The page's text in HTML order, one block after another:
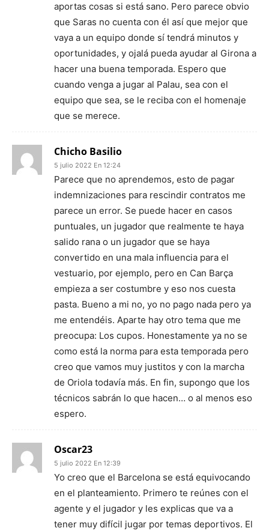
aportas cosas si está sano. Pero parece obvio
que Saras no cuenta con él así que mejor que
vaya a un equipo donde sí tendrá minutos y
oportunidades, y ojalá pueda ayudar al Girona a
hacer una buena temporada. Espero que
cuando venga a jugar al Palau, sea con el
equipo que sea, se le reciba con el homenaje
que se merece.
Chicho Basilio
5 julio 2022 En 12:24
Parece que no aprendemos, esto de pagar
indemnizaciones para rescindir contratos me
parece un error. Se puede hacer en casos
puntuales, un jugador que realmente te haya
salido rana o un jugador que se haya
convertido en una mala influencia para el
vestuario, por ejemplo, pero en Can Barça
empieza a ser costumbre y eso nos cuesta
pasta. Bueno a mi no, yo no pago nada pero ya
me entendéis. Aparte hay otro tema que me
preocupa: Los cupos. Honestamente ya no se
como está la norma para esta temporada pero
creo que vamos muy justitos y con la marcha
de Oriola todavía más. En fin, supongo que los
técnicos sabrán lo que hacen… o al menos eso
espero.
Oscar23
5 julio 2022 En 12:39
Yo creo que el Barcelona se está equivocando
en el planteamiento. Primero te reúnes con el
agente y el jugador y les explicas que va a
tener muy difícil jugar por temas deportivos. El